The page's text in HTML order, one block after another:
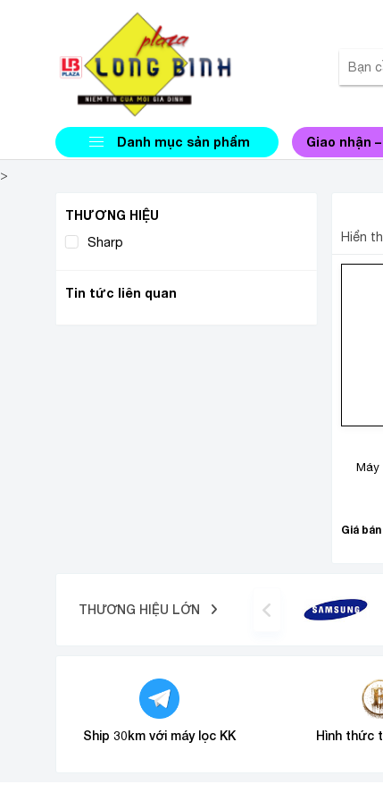
Danh mục sản phẩm Giao nhận
>
Hiển
Máy
THƯƠNG HIỆU
Sharp
Tin tức liên quan
THƯƠNG HIỆU LỚN
Ship 30km với máy lọc KK Hình thức